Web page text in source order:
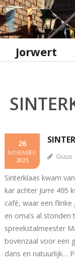
Ga
naar
de
Jorwert
26
NOVEMBER
2023 Guus
Sinterklaas kwam
kar achter Jurre 495
café, waar een
en oma’s al
spreekstalmeester
bovenzaal voor een
dans en natuurlijk…